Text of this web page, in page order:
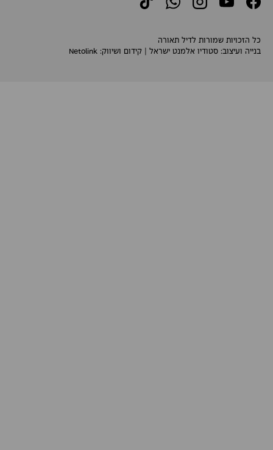
Facebook
YouTube
Instagram
WhatsApp
TikTok
כל הזכויות שמורות לדיל תאורה
בנייה ועיצוב: סטודיו אלמנט ישראל | קידום ושיווק: Netolink